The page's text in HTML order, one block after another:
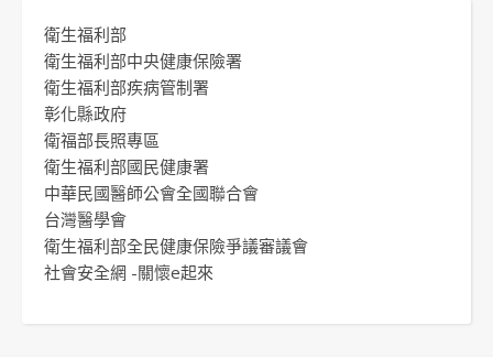
衛生福利部
衛生福利部中央健康保險署
衛生福利部疾病管制署
彰化縣政府
衛福部長照專區
衛生福利部國民健康署
中華民國醫師公會全國聯合會
台灣醫學會
衛生福利部全民健康保險爭議審議會
社會安全網 -關懷e起來